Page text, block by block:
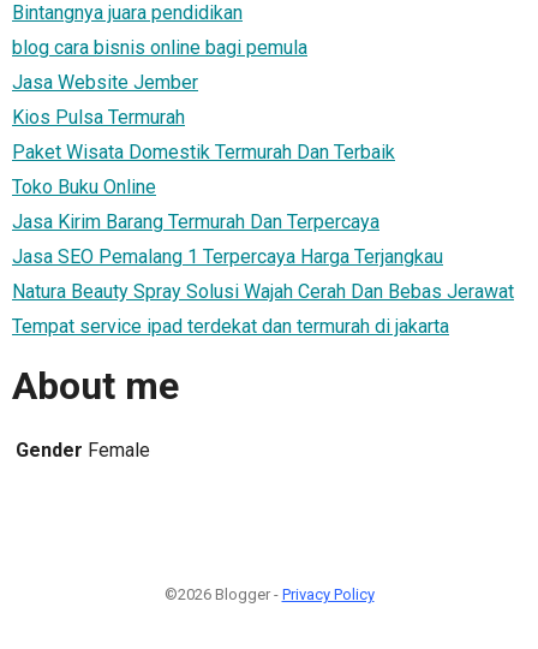
Bintangnya juara pendidikan
blog cara bisnis online bagi pemula
Jasa Website Jember
Kios Pulsa Termurah
Paket Wisata Domestik Termurah Dan Terbaik
Toko Buku Online
Jasa Kirim Barang Termurah Dan Terpercaya
Jasa SEO Pemalang 1 Terpercaya Harga Terjangkau
Natura Beauty Spray Solusi Wajah Cerah Dan Bebas Jerawat
Tempat service ipad terdekat dan termurah di jakarta
About me
Gender Female
©2026 Blogger - Privacy Policy